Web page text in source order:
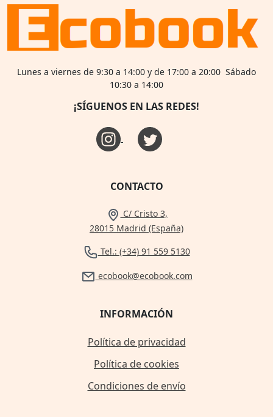
Lunes a viernes de 9:30 a 14:00 y de 17:00 a 20:00 Sábado
10:30 a 14:00
¡SÍGUENOS EN LAS REDES!
CONTACTO
C/ Cristo 3,
28015 Madrid (España)
Tel.: (+34) 91 559 5130
ecobook@ecobook.com
INFORMACIÓN
Política de privacidad
Política de cookies
Condiciones de envío